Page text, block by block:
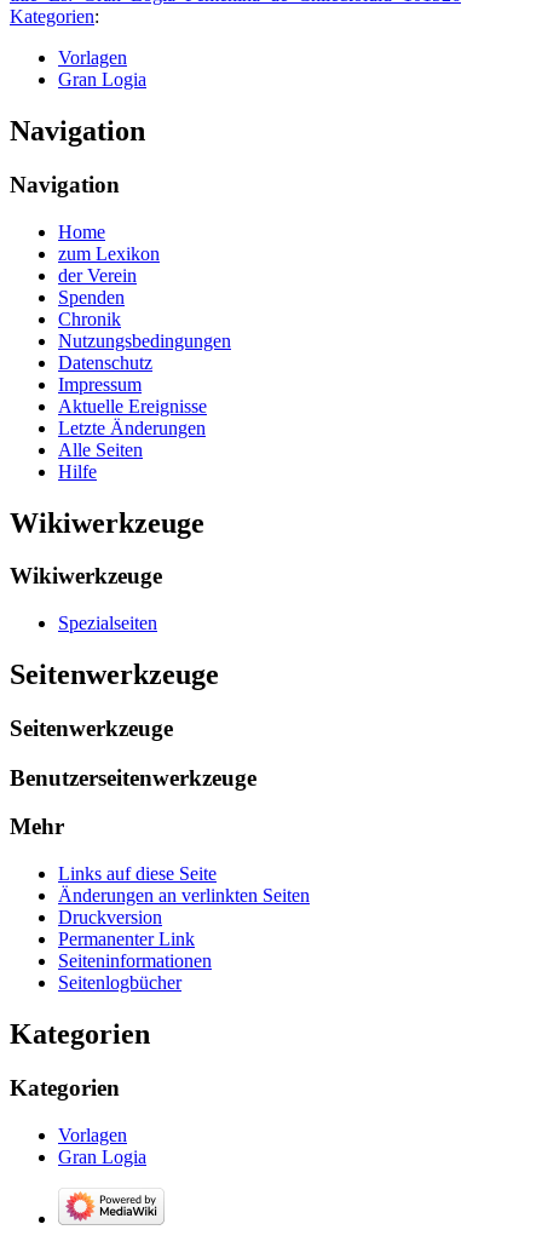
Kategorien:
Vorlagen
Gran Logia
Navigation
Navigation
Home
zum Lexikon
der Verein
Spenden
Chronik
Nutzungsbedingungen
Datenschutz
Impressum
Aktuelle Ereignisse
Letzte Änderungen
Alle Seiten
Hilfe
Wikiwerkzeuge
Wikiwerkzeuge
Spezialseiten
Seitenwerkzeuge
Seitenwerkzeuge
Benutzerseitenwerkzeuge
Mehr
Links auf diese Seite
Änderungen an verlinkten Seiten
Druckversion
Permanenter Link
Seiten­­informationen
Seitenlogbücher
Kategorien
Kategorien
Vorlagen
Gran Logia